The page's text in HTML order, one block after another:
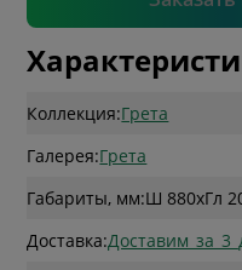
Коллекция:Грета
Галерея:Грета
Габариты, мм:Ш 880xГл
Доставка: